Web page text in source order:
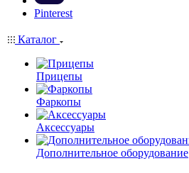
Pinterest
Каталог
Прицепы
Фаркопы
Аксессуары
Дополнительное оборудование